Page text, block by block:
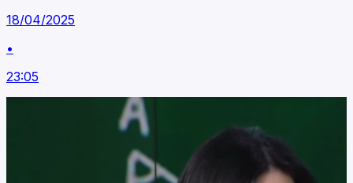
18/04/2025
•
23:05